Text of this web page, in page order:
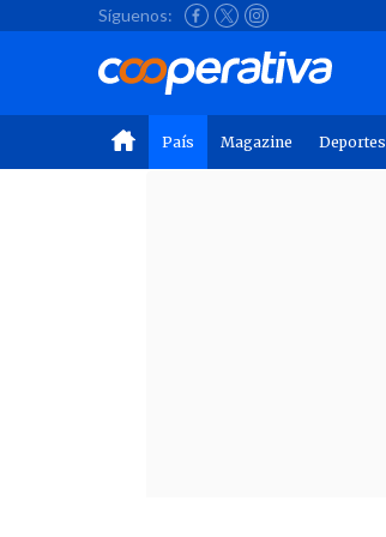
Síguenos:
País Magazine Deportes